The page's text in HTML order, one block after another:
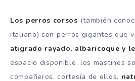
Los perros corsos (también
italiano)son perros gigantes que
atigrado rayado, albaricoque y
espacio disponible, los mastines
compañeros, cortesía de ellos.